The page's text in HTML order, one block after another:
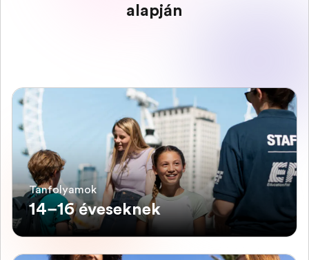
alapján
Tanfolyamok
14–16 éveseknek